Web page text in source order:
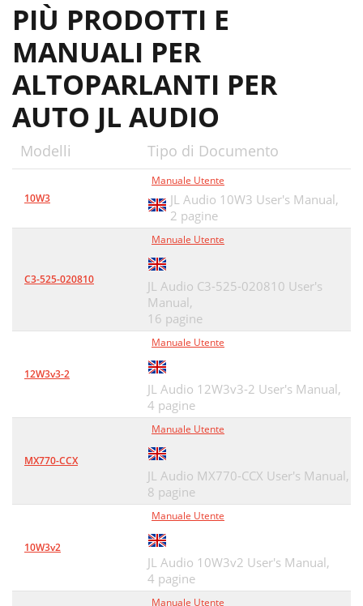
PIÙ PRODOTTI E
MANUALI PER
ALTOPARLANTI PER
AUTO JL AUDIO
Modelli Tipo di Documento
10W3
Manuale Utente
JL Audio 10W3 User's Manual,
2 pagine
C3-525-020810
Manuale Utente
JL Audio C3-525-020810 User's
Manual,
16 pagine
12W3v3-2
Manuale Utente
JL Audio 12W3v3-2 User's Manual,
4 pagine
MX770-CCX
Manuale Utente
JL Audio MX770-CCX User's Manual,
8 pagine
10W3v2
Manuale Utente
JL Audio 10W3v2 User's Manual,
4 pagine
Manuale Utente